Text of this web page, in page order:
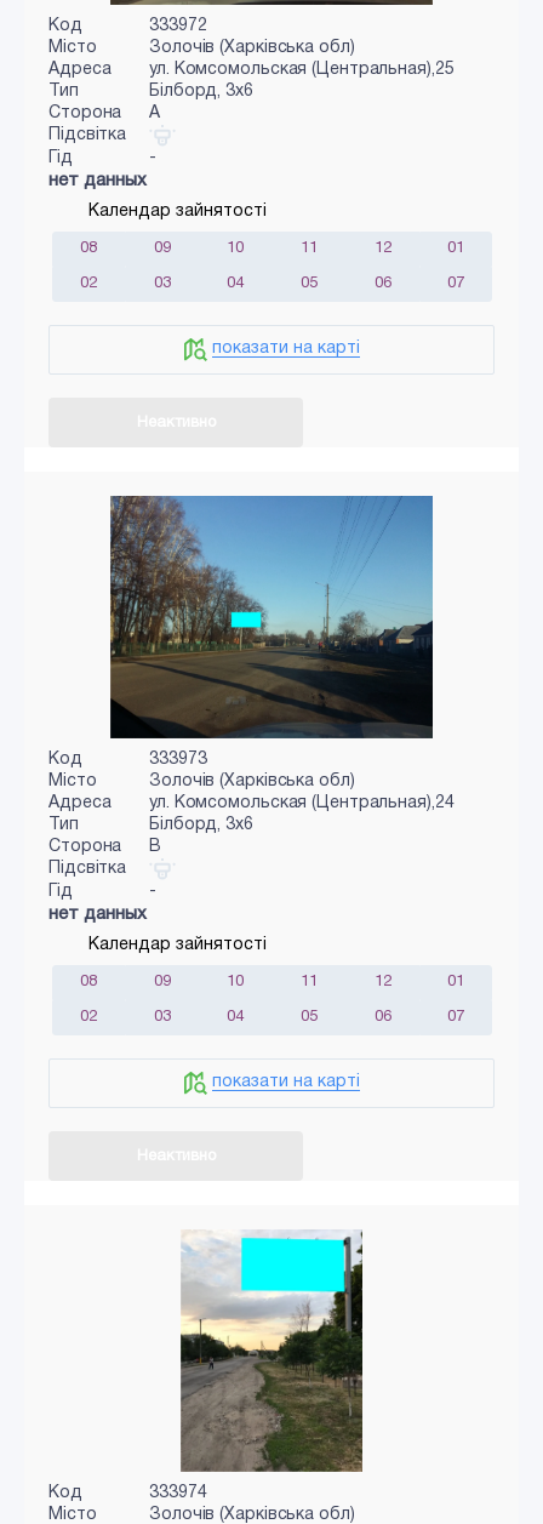
Код
333972
Місто
Золочів (Харківська обл)
Адреса
ул. Комсомольская (Центральная),25
Тип
Білборд, 3х6
Сторона
A
Підсвітка
Гід
-
нет данных
Календар зайнятості
08 09 10 11 12 01
02 03 04 05 06 07
показати на карті
Код
333973
Місто
Золочів (Харківська обл)
Адреса
ул. Комсомольская (Центральная),24
Тип
Білборд, 3х6
Сторона
B
Підсвітка
Гід
-
нет данных
Календар зайнятості
08 09 10 11 12 01
02 03 04 05 06 07
показати на карті
Код
333974
Місто
Золочів (Харківська обл)